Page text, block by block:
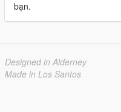
bạn.
Designed in Alderney
Made in Los Santos